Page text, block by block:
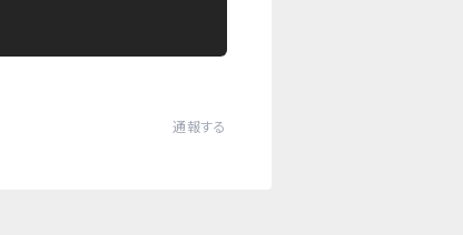
通報する